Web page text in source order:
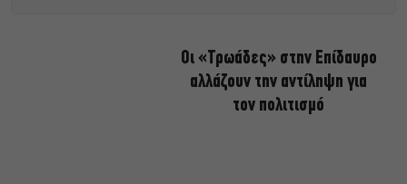
Οι «Τρωάδες» στην Επίδαυρο
αλλάζουν την αντίληψη για
τον πολιτισμό